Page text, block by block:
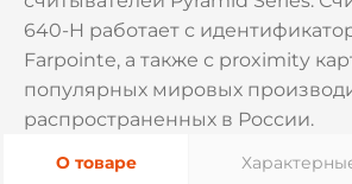
640-H работает с
Farpointe, а также с proximity
популярных мировых
распространенных в России.
О товаре